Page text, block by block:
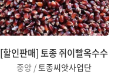
[할인판매] 토종 쥐이빨옥수수
중앙 /토종씨앗사업단